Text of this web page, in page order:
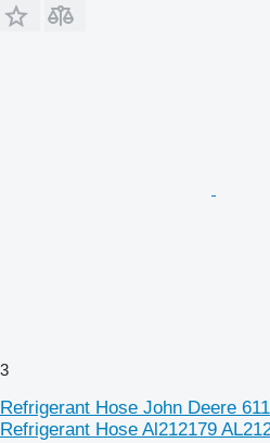
3
Refrigerant Hose John Deere
Refrigerant Hose Al212179